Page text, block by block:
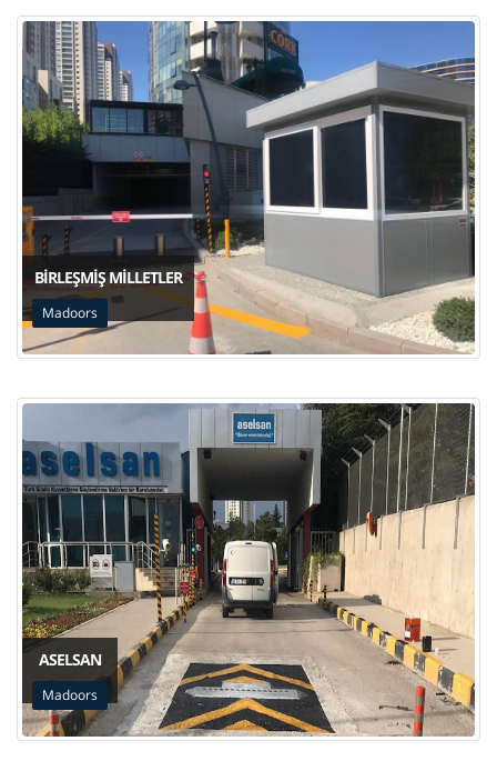
BIRLEŞMIŞ MILLETLER
Madoors
ASELSAN
Madoors